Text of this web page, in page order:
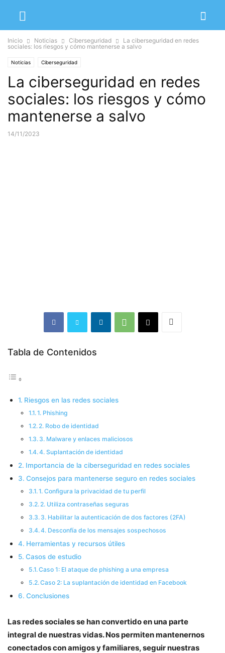
Inicio Noticias Ciberseguridad
La ciberseguridad en redes
sociales: los riesgos y cómo mantenerse a salvo
Noticias Ciberseguridad
La ciberseguridad en redes
sociales: los riesgos y cómo
mantenerse a salvo
14/11/2023
Tabla de Contenidos
Riesgos en las redes sociales
1. Phishing
2. Robo de identidad
3. Malware y enlaces maliciosos
4. Suplantación de identidad
Importancia de la ciberseguridad en redes sociales
Consejos para mantenerse seguro en redes sociales
1. Configura la privacidad de tu perfil
2. Utiliza contraseñas seguras
3. Habilitar la autenticación de dos factores (2FA)
4. Desconfía de los mensajes sospechosos
Herramientas y recursos útiles
Casos de estudio
Caso 1: El ataque de phishing a una empresa
Caso 2: La suplantación de identidad en Facebook
Conclusiones
Las redes sociales se han convertido en una parte
integral de nuestras vidas. Nos permiten mantenernos
conectados con amigos y familiares, seguir nuestras